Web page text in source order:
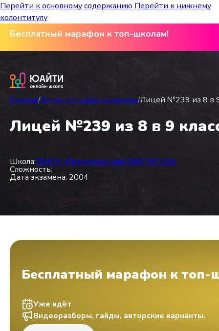
Перейти к основному содержанию Перейти к нижнему
колонтитулу
Бесплатный марафон к топ-школам!
Главная/Вступительные экзамены/Лицей №239 из 8 в
Лицей №239 из 8 в 9
Школа:ГБНОУ «Президентский ФМЛ № 239»
Сложность:
Дата экзамена: 2004
Бесплатный марафон к топ-
Уже идёт
Видеоразборы, гайды, авторские варианты.